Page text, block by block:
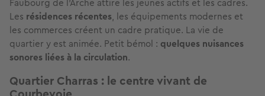
Les résidences récentes, les équipements modernes et
les commerces créent un cadre pratique. La vie de
quartier y est animée. Petit bémol : quelques nuisances
sonores liées à la circulation.
Quartier Charras : le centre vivant de